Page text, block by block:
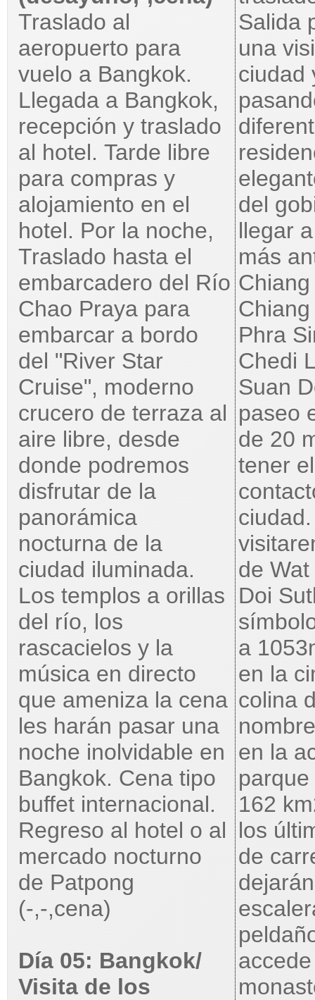
Traslado al
aeropuerto para
vuelo a Bangkok.
Llegada a Bangkok,
recepción y traslado
al hotel. Tarde libre
para compras y
alojamiento en el
hotel. Por la noche,
Traslado hasta el
embarcadero del Río
Chao Praya para
embarcar a bordo
del "River Star
Cruise", moderno
crucero de terraza al
aire libre, desde
donde podremos
disfrutar de la
panorámica
nocturna de la
ciudad iluminada.
Los templos a orillas
del río, los
rascacielos y la
música en directo
que ameniza la cena
les harán pasar una
noche inolvidable en
Bangkok. Cena tipo
buffet internacional.
Regreso al hotel o al
mercado nocturno
de Patpong
(-,-,cena)
Día 05: Bangkok/
Visita de los
Salida
una
ciudad
del
llegar
más
Phra
Chedi
Suan
paseo
de 20
tener
de
Doi
a
en la
colina
en la
162
los
de